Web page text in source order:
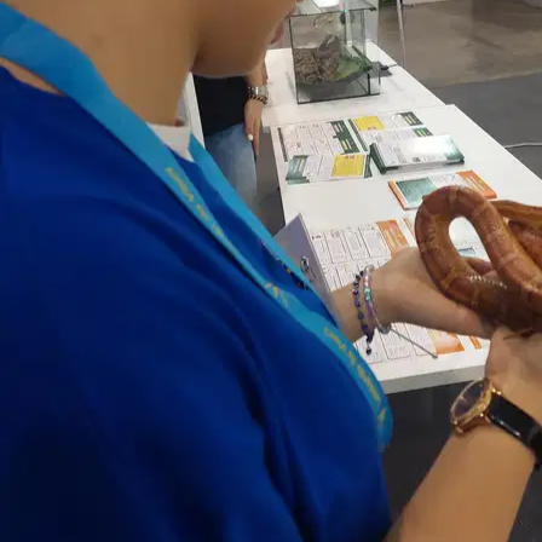
Il tuo pet si agita quando sei via?
Per i cani ansiosi, ogni
passeggiata segue il loro ritmo e tu puoi seguirla in diretta tramite
GPS.
GPS in tempo reale durante la passeggiata
Segui in tempo reale sullo smartphone il percorso del tuo cane sulla
mappa e, alla fine, vedi distanza e durata.
Programma di cura e tempo massimo da solo
Imposti tu la routine del tuo pet e per quanto tempo può restare da
solo; il pet sitter la vede e Sittsy aiuta a far sì che venga rispettata.
Pensato per i pet con ansia da separazione.